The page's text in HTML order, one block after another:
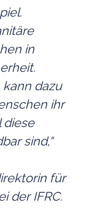
in
dazu
ihr
diese
sind,“
für
der IFRC.